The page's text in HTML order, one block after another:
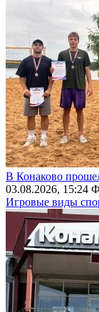
В Конаково
03.08.2026, 15:24
Игровые виды